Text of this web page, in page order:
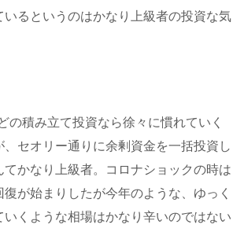
いるというのはかなり上級者の投資な気
の積み立て投資なら徐々に慣れていく
セオリー通りに余剰資金を一括投資し
てかなり上級者。コロナショックの時は
が始まりしたが今年のような、ゆっく
いくような相場はかなり辛いのではない